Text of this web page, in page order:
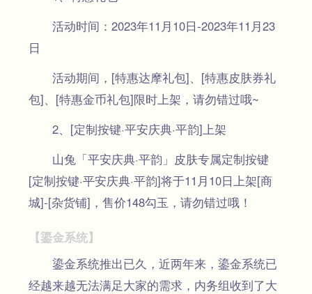
活动时间：2023年11月10日-2023年11月23
日
活动期间，[特惠达摩礼包]、[特惠皮肤券礼
包]、[特惠金币礼包]限时上架，请勿错过哦~
2、[定制按键·平安庆典·平韵]上架
山兔「平安庆典·平韵」皮肤专属定制按键
[定制按键·平安庆典·平韵]将于11月10日上架[商
城]-[杂货铺]，售价148勾玉，请勿错过哦！
【鎏金系统】
鎏金系统推出已久，近两年来，鎏金系统已
经越来越无法满足大家的需求，内务组收到了大